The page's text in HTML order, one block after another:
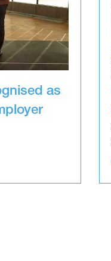
as